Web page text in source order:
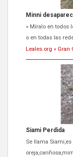
Siami Perdida
Se llama
Leales.org » Gran
ADOPCIÓN
El ayuntamiento
próximos días,